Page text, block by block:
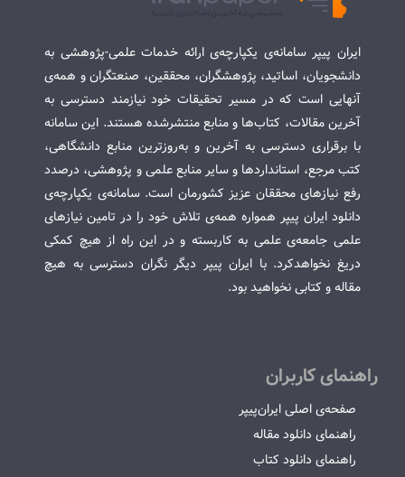
ایران پیپر سامانه‌ی یکپارچه‌ی ارائه خدمات علمی-پژوهشی به
دانشجویان، اساتید، پژوهشگران، محققین، صنعتگران و همه‌ی
آنهایی است که در مسیر تحقیقات خود نیازمند دسترسی به
آخرین مقالات، کتاب‌ها و منابع منتشرشده هستند. این سامانه
با برقراری دسترسی به آخرین و به‌روزترین منابع دانشگاهی،
کتب مرجع، استانداردها و سایر منابع علمی و پژوهشی، درصدد
رفع نیازهای محققان عزیز کشورمان است. سامانه‌ی یکپارچه‌ی
دانلود ایران پیپر همواره همه‌ی تلاش خود را در تامین نیازهای
علمی جامعه‌ی علمی به کاربسته و در این راه از هیچ کمکی
دریغ نخواهدکرد. با ایران پیپر دیگر نگران دسترسی به هیچ
مقاله و کتابی نخواهید بود.
راهنمای کاربران
صفحه‌ی اصلی ایران‌پیپر
راهنمای دانلود مقاله
راهنمای دانلود کتاب